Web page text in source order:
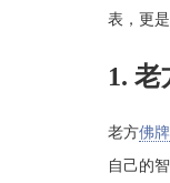
表，更
1.
老方佛牌
自己的